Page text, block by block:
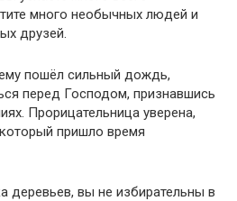
много необычных людей и
друзей.
пошёл сильный дождь,
перед Господом, признавшись
Прорицательница уверена,
пришло время
деревьев, вы не избирательны в